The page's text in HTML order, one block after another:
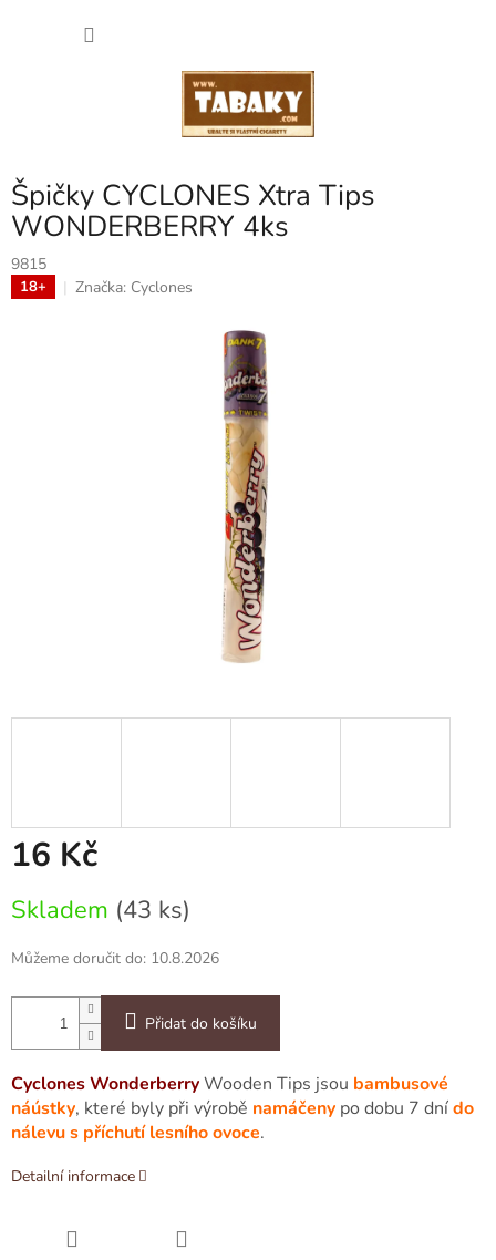
Špičky CYCLONES Xtra Tips
WONDERBERRY 4ks
9815
18+ Značka: Cyclones
16 Kč
cena:
Skladem (43 ks)
Můžeme doručit do: 10.8.2026
Přidat do košíku
Cyclones WonderberryWooden Tips jsou bambusové
náústky, které byly při výrobě namáčeny po dobu 7 dnído
nálevu s příchutí lesního ovoce.
Detailní informace